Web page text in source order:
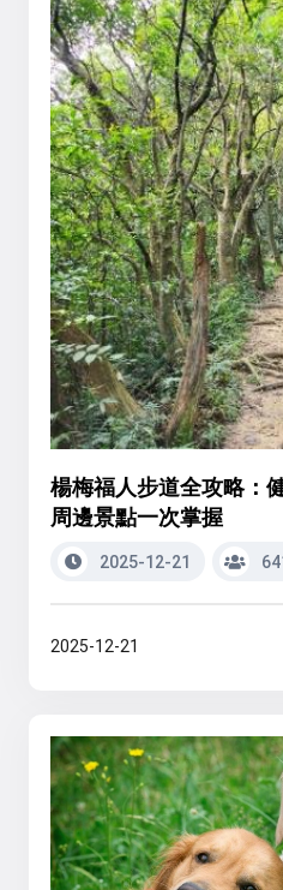
楊梅福人步道全攻略：
周邊景點一次掌握
2025-12-21
2025-12-21